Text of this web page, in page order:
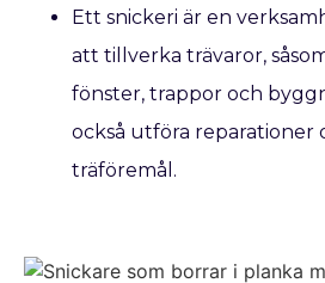
Ett snickeri är en
att tillverka trävaror,
fönster, trappor och
också utföra reparationer
träföremål.